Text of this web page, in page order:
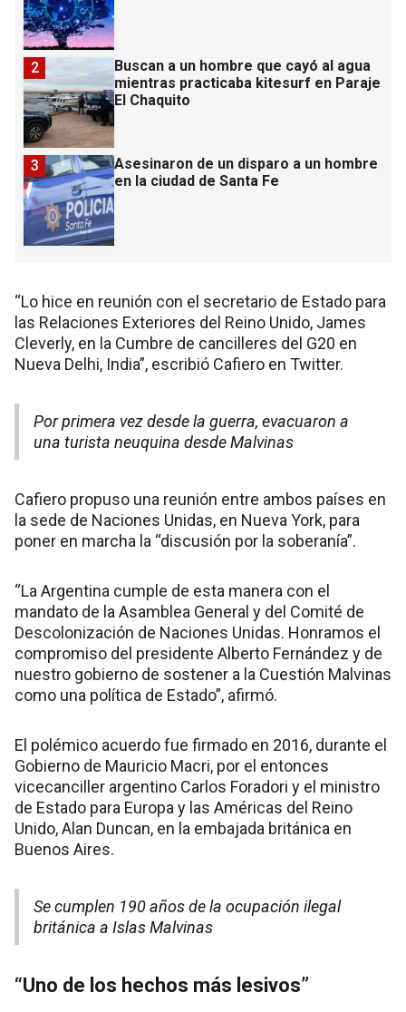
Buscan a un hombre que cayó al agua
mientras practicaba kitesurf en Paraje
El Chaquito
2
Asesinaron de un disparo a un hombre
en la ciudad de Santa Fe
3
“Lo hice en reunión con el secretario de Estado para
las Relaciones Exteriores del Reino Unido, James
Cleverly, en la Cumbre de cancilleres del G20 en
Nueva Delhi, India”, escribió Cafiero en Twitter.
Por primera vez desde la guerra, evacuaron a
una turista neuquina desde Malvinas
Cafiero propuso una reunión entre ambos países en
la sede de Naciones Unidas, en Nueva York, para
poner en marcha la “discusión por la soberanía”.
“La Argentina cumple de esta manera con el
mandato de la Asamblea General y del Comité de
Descolonización de Naciones Unidas. Honramos el
compromiso del presidente Alberto Fernández y de
nuestro gobierno de sostener a la Cuestión Malvinas
como una política de Estado”, afirmó.
El polémico acuerdo fue firmado en 2016, durante el
Gobierno de Mauricio Macri, por el entonces
vicecanciller argentino Carlos Foradori y el ministro
de Estado para Europa y las Américas del Reino
Unido, Alan Duncan, en la embajada británica en
Buenos Aires.
Se cumplen 190 años de la ocupación ilegal
británica a Islas Malvinas
“Uno de los hechos más lesivos”